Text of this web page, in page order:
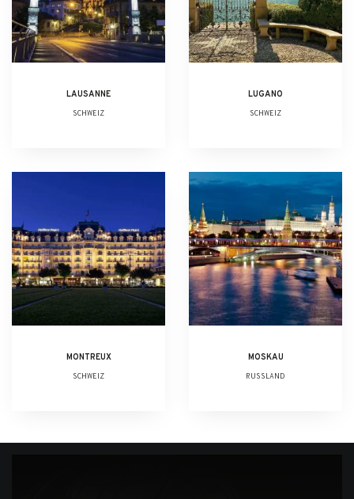
LAUSANNE
SCHWEIZ
LUGANO
SCHWEIZ
MONTREUX
SCHWEIZ
MOSKAU
RUSSLAND